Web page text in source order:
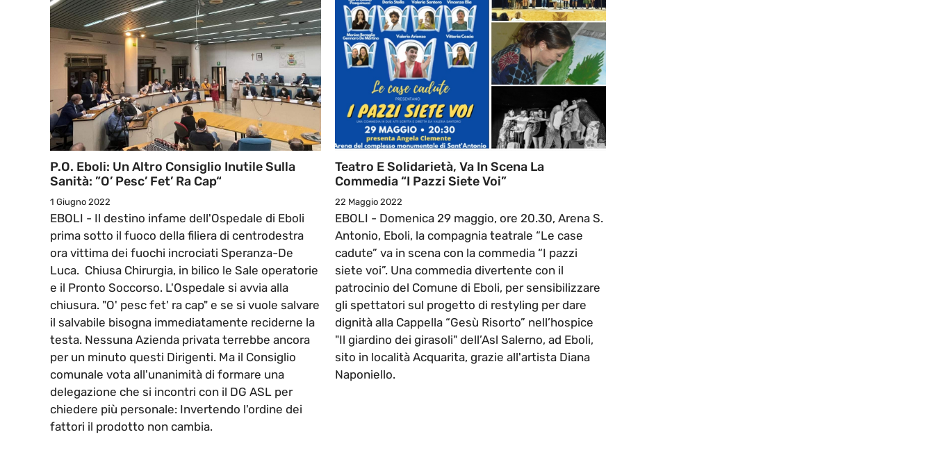
P.O. Eboli: Un Altro Consiglio Inutile Sulla
Sanità: ”O’ Pesc’ Fet’ Ra Cap“
1 Giugno 2022
EBOLI - Il destino infame dell'Ospedale di Eboli
prima sotto il fuoco della filiera di centrodestra
ora vittima dei fuochi incrociati Speranza-De
Luca. Chiusa Chirurgia, in bilico le Sale operatorie
e il Pronto Soccorso. L'Ospedale si avvia alla
chiusura. "O' pesc fet' ra cap" e se si vuole salvare
il salvabile bisogna immediatamente reciderne la
testa. Nessuna Azienda privata terrebbe ancora
per un minuto questi Dirigenti. Ma il Consiglio
comunale vota all'unanimità di formare una
delegazione che si incontri con il DG ASL per
chiedere più personale: Invertendo l'ordine dei
fattori il prodotto non cambia.
Teatro E Solidarietà, Va In Scena La
Commedia “I Pazzi Siete Voi”
22 Maggio 2022
EBOLI - Domenica 29 maggio, ore 20.30, Arena S.
Antonio, Eboli, la compagnia teatrale “Le case
cadute” va in scena con la commedia “I pazzi
siete voi”. Una commedia divertente con il
patrocinio del Comune di Eboli, per sensibilizzare
gli spettatori sul progetto di restyling per dare
dignità alla Cappella “Gesù Risorto” nell’hospice
"Il giardino dei girasoli" dell’Asl Salerno, ad Eboli,
sito in località Acquarita, grazie all'artista Diana
Naponiello.